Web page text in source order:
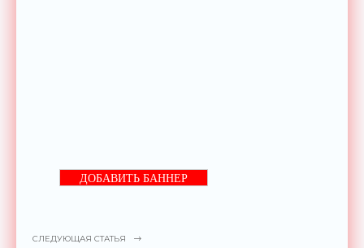
ДОБАВИТЬ БАННЕР
СЛЕДУЮЩАЯ СТАТЬЯ